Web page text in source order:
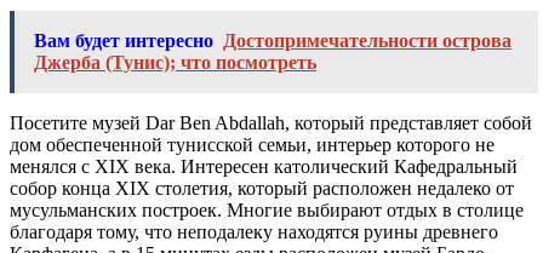
Вам будет интересно Достопримечательности острова
Джерба (Тунис); что посмотреть
Посетите музей Dar Ben Abdallah, который представляет собой
дом обеспеченной тунисской семьи, интерьер которого не
менялся с XIX века. Интересен католический Кафедральный
собор конца XIX столетия, который расположен недалеко от
мусульманских построек. Многие выбирают отдых в столице
благодаря тому, что неподалеку находятся руины древнего